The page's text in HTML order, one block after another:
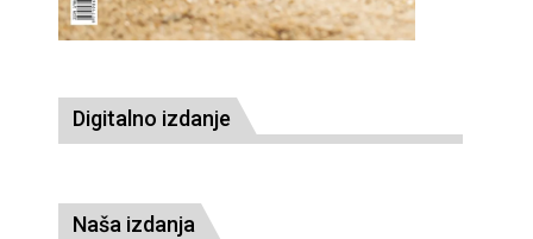
Digitalno izdanje
Naša izdanja